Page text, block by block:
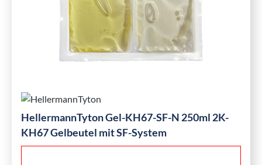
HellermannTyton Gel-KH67-SF-N 250ml 2K-
KH67 Gelbeutel mit SF-System